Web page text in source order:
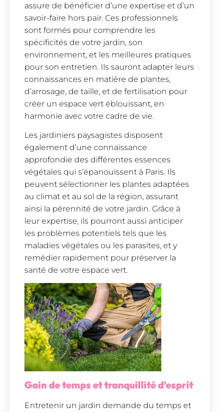
assure de bénéficier d’une expertise et d’un
savoir-faire hors pair. Ces professionnels
sont formés pour comprendre les
spécificités de votre jardin, son
environnement, et les meilleures pratiques
pour son entretien. Ils sauront adapter leurs
connaissances en matière de plantes,
d’arrosage, de taille, et de fertilisation pour
créer un espace vert éblouissant, en
harmonie avec votre cadre de vie.
Les jardiniers paysagistes disposent
également d’une connaissance
approfondie des différentes essences
végétales qui s’épanouissent à Paris. Ils
peuvent sélectionner les plantes adaptées
au climat et au sol de la région, assurant
ainsi la pérennité de votre jardin. Grâce à
leur expertise, ils pourront aussi anticiper
les problèmes potentiels tels que les
maladies végétales ou les parasites, et y
remédier rapidement pour préserver la
santé de votre espace vert.
Gain de temps et tranquillité d’esprit
Entretenir un jardin demande du temps et